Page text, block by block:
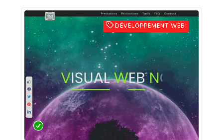
DÉVELOPPEMENT WEB